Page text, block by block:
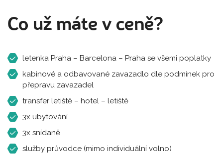
Co už máte v ceně?
letenka Praha – Barcelona – Praha se všemi poplatky
kabinové a odbavované zavazadlo dle podmínek pro
přepravu zavazadel
transfer letiště – hotel – letiště
3x ubytování
3x snídaně
služby průvodce (mimo individuální volno)